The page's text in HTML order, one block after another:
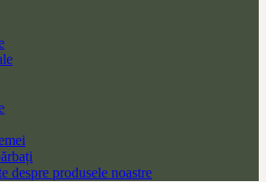
despre produsele noastre